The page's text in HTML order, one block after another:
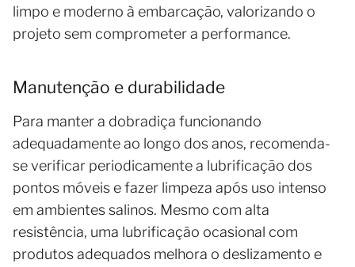
limpo e moderno à embarcação, valorizando o
projeto sem comprometer a performance.
Manutenção e durabilidade
Para manter a dobradiça funcionando
adequadamente ao longo dos anos, recomenda-
se verificar periodicamente a lubrificação dos
pontos móveis e fazer limpeza após uso intenso
em ambientes salinos. Mesmo com alta
resistência, uma lubrificação ocasional com
produtos adequados melhora o deslizamento e